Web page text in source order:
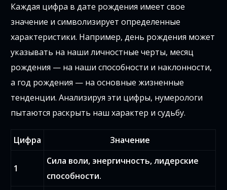
Каждая цифра в дате рождения имеет свое
значение и символизирует определенные
характеристики. Например, день рождения может
указывать на наши личностные черты, месяц
рождения — на наши способности и наклонности,
а год рождения — на основные жизненные
тенденции. Анализируя эти цифры, нумерологи
пытаются раскрыть наш характер и судьбу.
Цифра Значение
1
Сила воли, энергичность, лидерские
способности.